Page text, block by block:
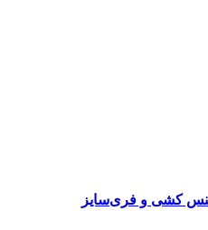
جنس کشی و فری‌سایز